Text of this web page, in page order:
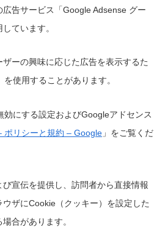
告サービス「Google Adsense グー
ています。
ーの興味に応じた広告を表示するた
使用することがあります。
効にする設定およびGoogleアドセンス
ポリシーと規約 – Google 」をご覧くだ
宣伝を提供し、訪問者から直接情報
ザにCookie（クッキー）を設定した
合があります。